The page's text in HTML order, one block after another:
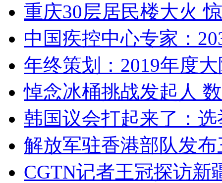
重庆30层居民楼大火
中国疾控中心专家：
年终策划：2019年度
悼念冰桶挑战发起人
韩国议会打起来了：
解放军驻香港部队发
CGTN记者王冠探访新